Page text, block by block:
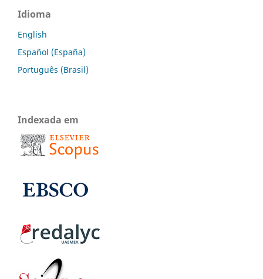
Idioma
English
Español (España)
Português (Brasil)
Indexada em